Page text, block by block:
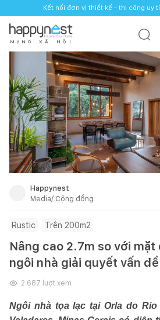
Kết nối đơn vị thiết kế - thi công uy
M Ạ N G X Ã H Ộ I
Happynest
Media/ Cộng đồng
Rustic Trên 200m2
Nâng cao 2.7m so với
ngôi nhà giải quyết vấn
2.687 lượt xem
Ngôi nhà tọa lạc tại Orla do Rio